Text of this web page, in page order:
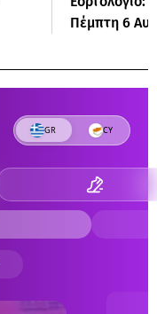
Πέμπτη 6